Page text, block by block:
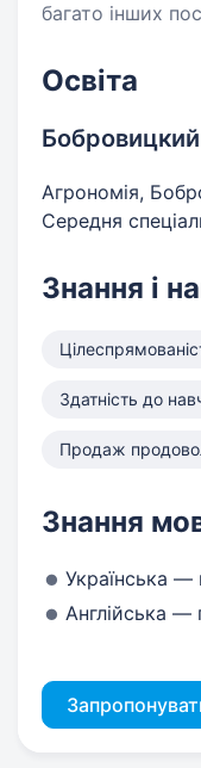
багато інших
Освіта
Агрономія,
Середня
Знання і
Здатність до
Продаж
Знання
Українська —
Англійська —